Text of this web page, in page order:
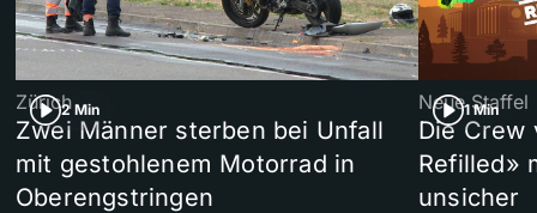
2 Min
Zürich
Zwei Männer sterben bei Unfall
mit gestohlenem Motorrad in
Oberengstringen
1 Min
Neue Staffel
Die Crew
Refilled»
unsicher